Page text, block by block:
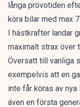
långa prövotiden
köra bilar med max
I hästkrafter landar
maximalt strax över
Översatt till vanliga
exempelvis att en
inte får köras av
även en första